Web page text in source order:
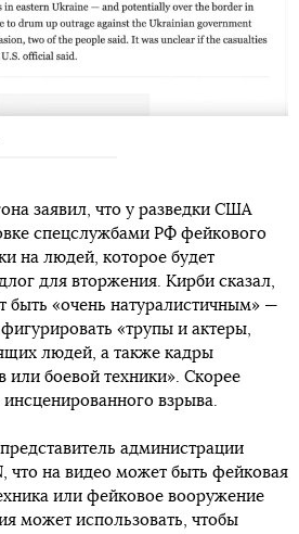
заявил, что у разведки США
спецслужбами РФ фейкового
на людей, которое будет
для вторжения. Кирби сказал,
быть «очень натуралистичным» —
«трупы и актеры,
людей, а также кадры
или боевой техники». Скорее
инсценированного взрыва.
администрации
что на видео может быть фейковая
или фейковое вооружение
может использовать, чтобы